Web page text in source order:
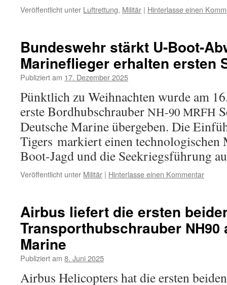
Veröffentlicht unter Luftrettung, Militär | Hinterlasse einen
Bundeswehr stärkt U-Boot-
Marineflieger erhal­ten ers­ten
Publiziert am 17. Dezember 2025
Pünktlich zu Weihnachten wur­de am
ers­te Bordhubschrauber NH-90 MRFH
Deutsche Marine über­ge­ben. Die
Tigers mar­kiert einen
Boot-Jagd und die Seekriegsführung
Veröffentlicht unter Militär | Hinterlasse einen Kommentar
Airbus lie­fert die ers­ten
Transporthubschrauber NH90
Marine
Publiziert am 8. Juni 2025
Airbus Helicopters hat die ers­ten